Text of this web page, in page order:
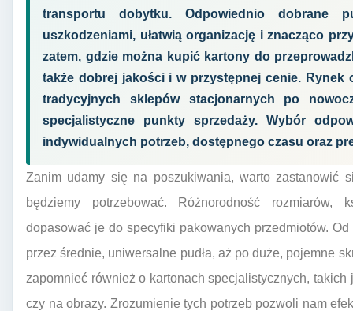
transportu dobytku. Odpowiednio dobrane
uszkodzeniami, ułatwią organizację i znacząco
zatem, gdzie można kupić kartony do
także dobrej jakości i w przystępnej cenie. Rynek
tradycyjnych sklepów stacjonarnych po
specjalistyczne punkty sprzedaży. Wybór
indywidualnych potrzeb, dostępnego czasu oraz
Zanim udamy się na poszukiwania, warto zastanowić
będziemy potrzebować. Różnorodność rozmiarów,
dopasować je do specyfiki pakowanych przedmiotów.
przez średnie, uniwersalne pudła, aż po duże, pojemne
zapomnieć również o kartonach specjalistycznych,
czy na obrazy. Zrozumienie tych potrzeb pozwoli nam